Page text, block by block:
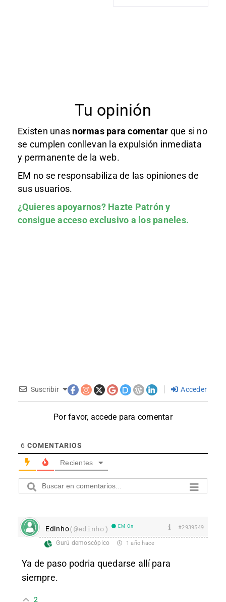
Tu opinión
Existen unas normas para comentar que si no
se cumplen conllevan la expulsión inmediata
y permanente de la web.
EM no se responsabiliza de las opiniones de
sus usuarios.
¿Quieres apoyarnos? Hazte Patróny
consigue acceso exclusivo a los paneles.
Suscribir Acceder
Por favor, accede para comentar
6 COMENTARIOS
Recientes
Edinho(@edinho) EM On #2939549
Gurú demoscópico 1 año hace
Ya de paso podria quedarse allí para
siempre.
2